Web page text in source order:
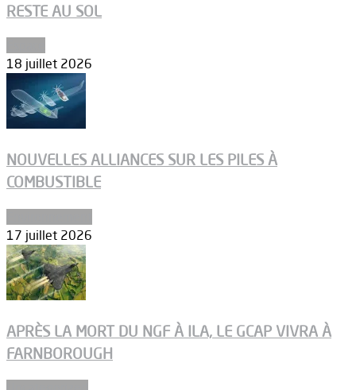
RESTE AU SOL
18 juillet 2026
NOUVELLES ALLIANCES SUR LES PILES À
COMBUSTIBLE
17 juillet 2026
APRÈS LA MORT DU NGF À ILA, LE GCAP VIVRA À
FARNBOROUGH